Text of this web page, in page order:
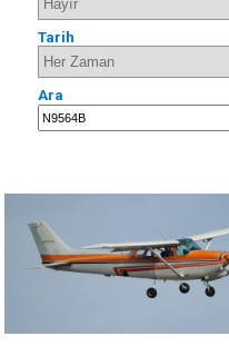
Tarih
Ara